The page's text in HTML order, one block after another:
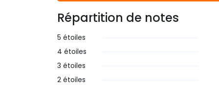
Répartition de notes
5 étoiles
4 étoiles
3 étoiles
2 étoiles